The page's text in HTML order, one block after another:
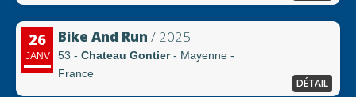
26
JANV
Bike And Run / 2025
53 - Chateau Gontier- Mayenne -
France
DÉTAIL